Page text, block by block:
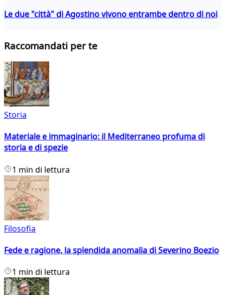
Le due "città" di Agostino vivono entrambe dentro di noi
Raccomandati per te
Storia
Materiale e immaginario: il Mediterraneo profuma di
storia e di spezie
1 min di lettura
Filosofia
Fede e ragione, la splendida anomalia di Severino Boezio
1 min di lettura